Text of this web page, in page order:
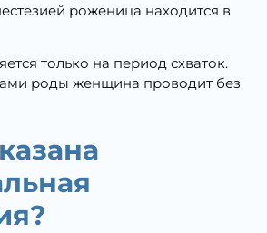
роженица находится в
только на период схваток.
роды женщина проводит без